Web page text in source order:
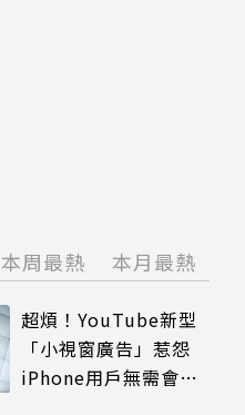
本周最熱 本月最熱
超煩！YouTube新型
「小視窗廣告」惹怨
iPhone用戶無需會員